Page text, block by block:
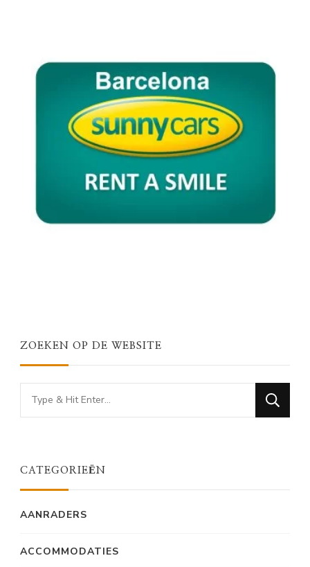
ZOEKEN OP DE WEBSITE
Looking
for
CATEGORIEËN
AANRADERS
ACCOMMODATIES